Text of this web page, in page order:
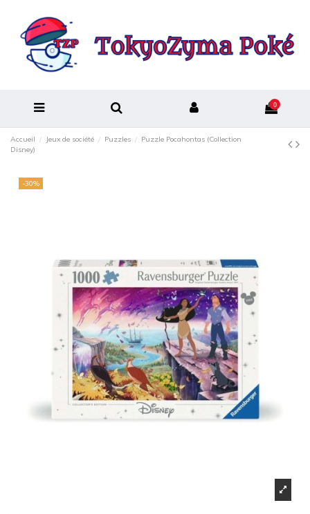
0
Accueil Jeux de société Puzzles
Puzzle Pocahontas (Collection
Disney)
-30%